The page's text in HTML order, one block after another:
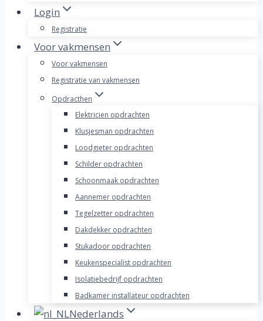
Login
Registratie
Voor vakmensen
Voor vakmensen
Registratie van vakmensen
Opdracthen
Elektricien opdrachten
Klusjesman opdrachten
Loodgieter opdrachten
Schilder opdrachten
Schoonmaak opdrachten
Aannemer opdrachten
Tegelzetter opdrachten
Dakdekker opdrachten
Stukadoor opdrachten
Keukenspecialist opdrachten
Isolatiebedrijf opdrachten
Badkamer installateur opdrachten
Nederlands